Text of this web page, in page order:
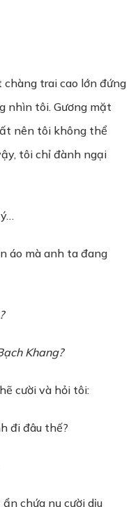
trai cao lớn đứng
nhìn tôi. Gương mặt
nên tôi không thể
tôi chỉ đành ngại
áo mà anh ta đang
Khang?
cười và hỏi tôi:
đi đâu thế?
chứa nụ cười dịu